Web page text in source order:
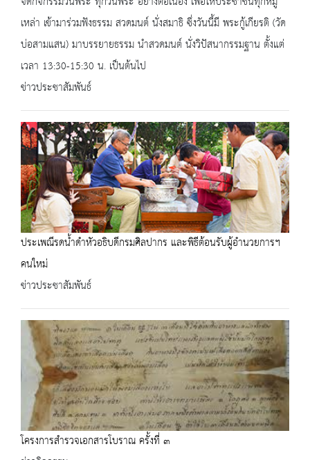
เหล่า เข้ามาร่วมฟังธรรม สวดมนต์ นั่งสมาธิ ซึ่งวันนี้มี พระกู้เกียรติ (วัด
บ่อสามแสน) มาบรรยายธรรม นำสวดมนต์ นั่งวิปัสนากรรมฐาน ตั้งแต่
เวลา 13:30-15:30 น. เป็นต้นไป
ข่าวประชาสัมพันธ์
ประเพณีรดน้ำดำหัวอธิบดีกรมศิลปากร และพิธีต้อนรับผู้อำนวยการฯ
คนใหม่
ข่าวประชาสัมพันธ์
โครงการสำรวจเอกสารโบราณ ครั้งที่ ๓